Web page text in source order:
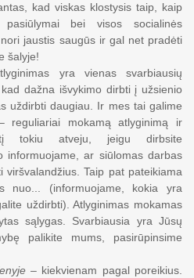
kad viskas klostysis taip, kaip
pasiūlymai bei visos socialinės
jaustis saugūs ir gal net pradėti
šalyje!
yra vienas svarbiausių
dažna išvykimo dirbti į užsienio
uždirbti daugiau. Ir mes tai galime
reguliariai mokamą atlyginimą ir
tokiu atveju, jeigu dirbsite
informuojame, ar siūlomas darbas
viršvalandžius. Taip pat pateikiama
nuo... (informuojame, kokia yra
uždirbti). Atlyginimas mokamas
sąlygas. Svarbiausia yra Jūsų
palikite mums, pasirūpinsime
– kiekvienam pagal poreikius.